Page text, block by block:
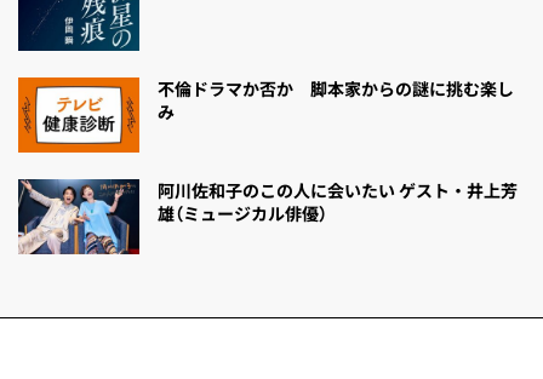
不倫ドラマか否か 脚本家からの謎に挑む楽し
み
阿川佐和子のこの人に会いたい ゲスト・井上芳
雄（ミュージカル俳優）